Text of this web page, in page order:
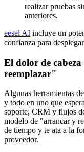
realizar pruebas
anteriores.
eesel AI incluye un
confianza para
El dolor de
reemplazar"
Algunas herramientas
y todo en uno que
soporte, CRM y flujos
modelo de "arrancar y
de tiempo y te ata a la
proveedor.